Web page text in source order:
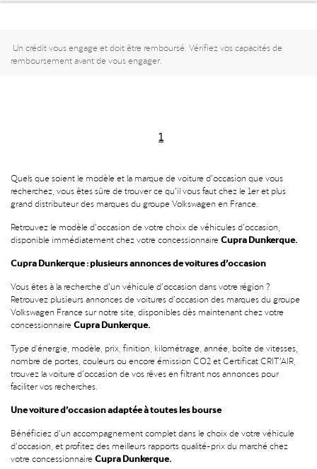
Un crédit vous engage et doit être remboursé. Vérifiez vos capacités de
remboursement avant de vous engager.
1
Quels que soient le modèle et la marque de voiture d’occasion que vous
recherchez, vous êtes sûre de trouver ce qu’il vous faut chez le 1er et plus
grand distributeur des marques du groupe Volkswagen en France.
Retrouvez le modèle d’occasion de votre choix de véhicules d’occasion,
disponible immédiatement chez votre concessionnaireCupra Dunkerque.
Cupra Dunkerque : plusieurs annonces de voitures d’occasion
Vous êtes à la recherche d’un véhicule d’occasion dans votre région ?
Retrouvez plusieurs annonces de voitures d’occasion des marques du groupe
Volkswagen France sur notre site, disponibles dès maintenant chez votre
concessionnaireCupra Dunkerque.
Type d'énergie, modèle, prix, finition, kilométrage, année, boîte de vitesses,
nombre de portes, couleurs ou encore émission CO2 et Certificat CRIT’AIR,
trouvez la voiture d’occasion de vos rêves en filtrant nos annonces pour
faciliter vos recherches.
Une voiture d’occasion adaptée à toutes les bourse
Bénéficiez d’un accompagnement complet dans le choix de votre véhicule
d’occasion, et profitez des meilleurs rapports qualité-prix du marché chez
votre concessionnaireCupra Dunkerque.